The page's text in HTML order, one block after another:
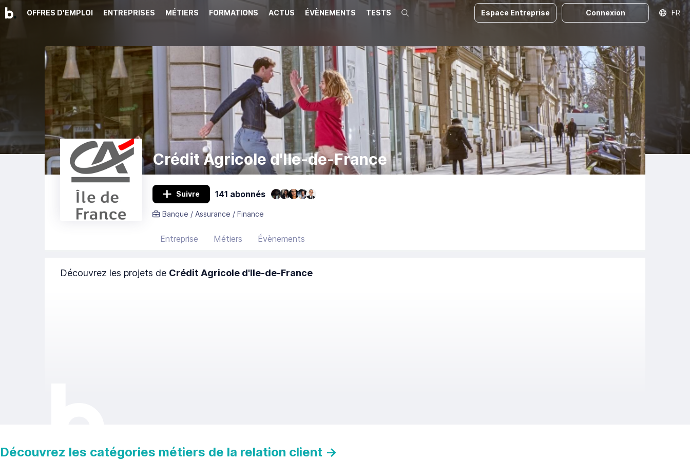
OFFRES D'EMPLOI ENTREPRISES MÉTIERS FORMATIONS ACTUS ÉVÈNEMENTS TESTS Recherche Espace Entreprise Connexion FR
Crédit Agricole d'Ile-de-France
Suivre 141 abonnés
Banque / Assurance / Finance
Entreprise Métiers Évènements
Découvrez les projets de Crédit Agricole d'Ile-de-France
Découvrez les catégories métiers de la relation client →